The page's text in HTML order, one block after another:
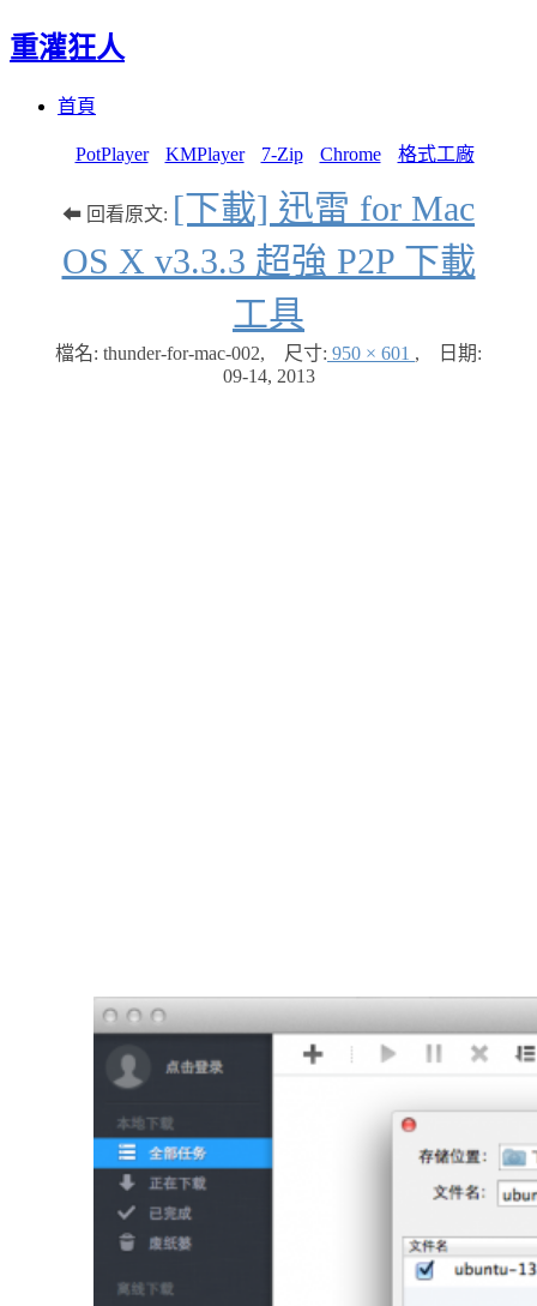
重灌狂人
首頁
PotPlayer KMPlayer 7-Zip Chrome 格式工廠
⬅ 回看原文: [下載] 迅雷 for Mac
OS X v3.3.3 超強 P2P 下載
工具
檔名: thunder-for-mac-002, 尺寸: 950 × 601 ,
日期:
09-14, 2013